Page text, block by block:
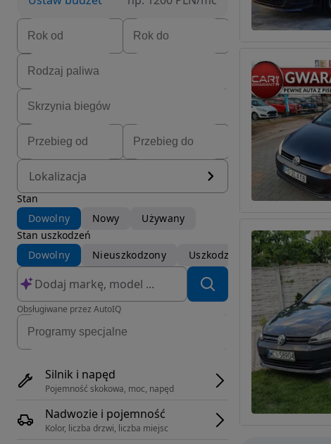
Lokalizacja
Stan
Dowolny
Nowy
Używany
Stan uszkodzeń
Dowolny
Nieuszkodzony Uszkodzony
Obsługiwane przez AutoIQ
Silnik i napęd
Pojemność skokowa, moc, napęd
Nadwozie i pojemność
Kolor, liczba drzwi, liczba miejsc